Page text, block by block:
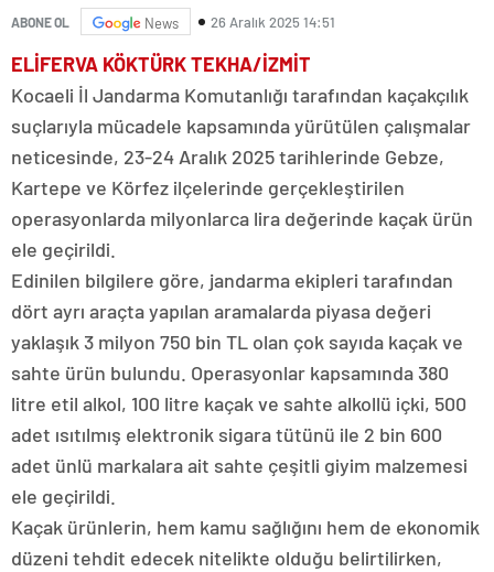
ABONE OL News 26 Aralık 2025 14:51
ELİFERVA KÖKTÜRK TEKHA/İZMİT
Kocaeli İl Jandarma Komutanlığı tarafından kaçakçılık
suçlarıyla mücadele kapsamında yürütülen çalışmalar
neticesinde, 23-24 Aralık 2025 tarihlerinde Gebze,
Kartepe ve Körfez ilçelerinde gerçekleştirilen
operasyonlarda milyonlarca lira değerinde kaçak ürün
ele geçirildi.
Edinilen bilgilere göre, jandarma ekipleri tarafından
dört ayrı araçta yapılan aramalarda piyasa değeri
yaklaşık 3 milyon 750 bin TL olan çok sayıda kaçak ve
sahte ürün bulundu. Operasyonlar kapsamında 380
litre etil alkol, 100 litre kaçak ve sahte alkollü içki, 500
adet ısıtılmış elektronik sigara tütünü ile 2 bin 600
adet ünlü markalara ait sahte çeşitli giyim malzemesi
ele geçirildi.
Kaçak ürünlerin, hem kamu sağlığını hem de ekonomik
düzeni tehdit edecek nitelikte olduğu belirtilirken,